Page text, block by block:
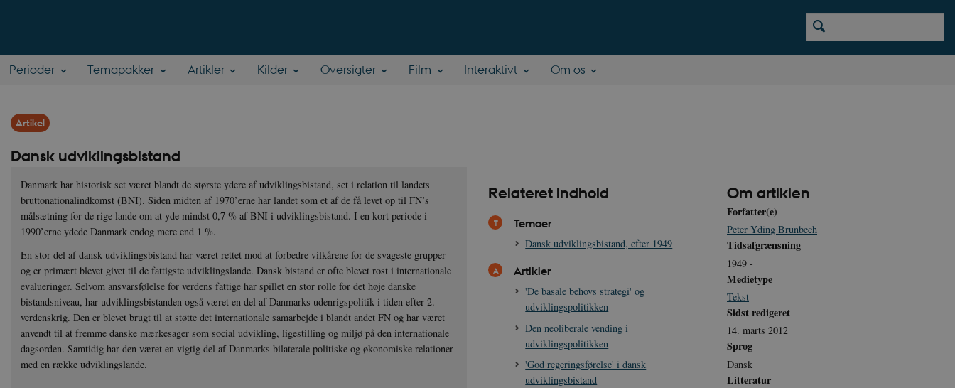
Perioder Temapakker Artikler Kilder Oversigter Film Interaktivt Om os
Artikel
Dansk udviklingsbistand
Danmark har historisk set været blandt de største ydere af udviklingsbistand, set i relation til landets
bruttonationalindkomst (BNI). Siden midten af 1970’erne har landet som et af de få levet op til FN’s
målsætning for de rige lande om at yde mindst 0,7 % af BNI i udviklingsbistand. I en kort periode i
1990’erne ydede Danmark endog mere end 1 %.
En stor del af dansk udviklingsbistand har været rettet mod at forbedre vilkårene for de svageste grupper
og er primært blevet givet til de fattigste udviklingslande. Dansk bistand er ofte blevet rost i internationale
evalueringer. Selvom ansvarsfølelse for verdens fattige har spillet en stor rolle for det høje danske
bistandsniveau, har udviklingsbistanden også været en del af Danmarks udenrigspolitik i tiden efter 2.
verdenskrig. Den er blevet brugt til at støtte det internationale samarbejde i blandt andet FN og har været
anvendt til at fremme danske mærkesager som social udvikling, ligestilling og miljø på den internationale
dagsorden. Samtidig har den været en vigtig del af Danmarks bilaterale politiske og økonomiske relationer
med en række udviklingslande.
Relateret indhold
Temaer
Dansk udviklingsbistand, efter 1949
Artikler
'De basale behovs strategi' og
udviklingspolitikken
Den neoliberale vending i
udviklingspolitikken
'God regeringsførelse' i dansk
udviklingsbistand
Om artiklen
Forfatter(e)
Peter Yding Brunbech
Tidsafgrænsning
1949 -
Medietype
Tekst
Sidst redigeret
14. marts 2012
Sprog
Dansk
Litteratur